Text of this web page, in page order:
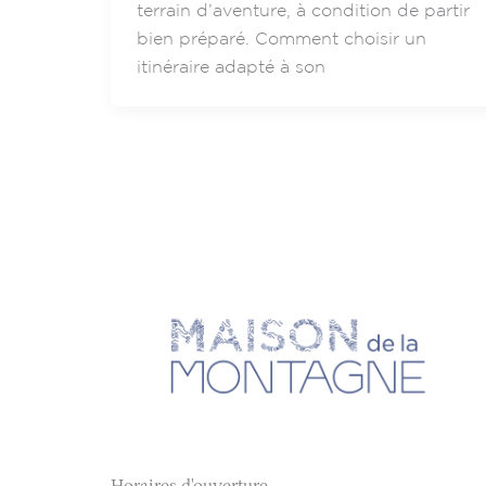
terrain d’aventure, à condition de partir
bien préparé. Comment choisir un
itinéraire adapté à son